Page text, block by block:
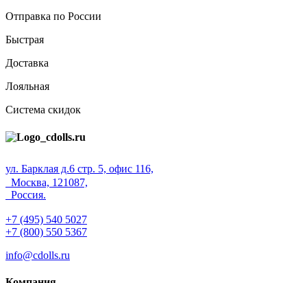
Отправка по России
Быстрая
Доставка
Лояльная
Система скидок
ул. Барклая д.6 стр. 5, офис 116,
Москва, 121087,
Россия.
+7 (495) 540 5027
+7 (800) 550 5367
info@cdolls.ru